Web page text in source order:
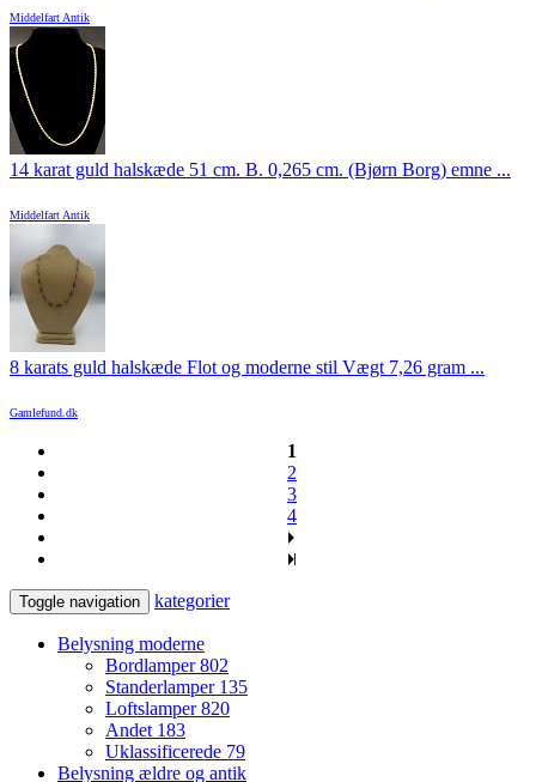
Middelfart Antik
14 karat guld halskæde 51 cm. B. 0,265 cm. (Bjørn Borg) emne ...
Middelfart Antik
8 karats guld halskæde Flot og moderne stil Vægt 7,26 gram ...
Gamlefund.dk
1
2
3
4
Toggle navigation kategorier
Belysning moderne
Bordlamper802
Standerlamper 135
Loftslamper820
Andet 183
Uklassificerede 79
Belysning ældre og antik